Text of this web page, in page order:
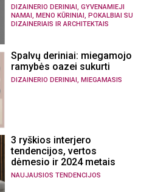
DIZAINERIO DERINIAI GYVENAMIEJI
NAMAI MENO KŪRINIAI POKALBIAI SU
DIZAINERIAIS IR ARCHITEKTAIS
Spalvų deriniai: miegamojo
ramybės oazei sukurti
DIZAINERIO DERINIAI , MIEGAMASIS
3 ryškios interjero
tendencijos, vertos
dėmesio ir 2024 metais
NAUJAUSIOS TENDENCIJOS